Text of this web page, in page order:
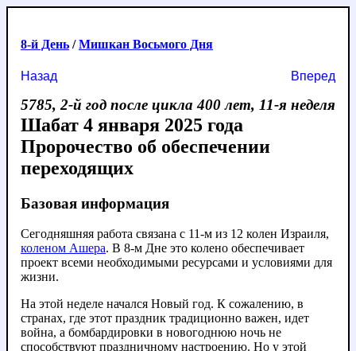
8-й День /Мишкан Восьмого Дня
Назад Вперед
5785, 2-й год после цикла 400 лет, 11-я неделя
Шабат 4 января 2025 года
Пророчество об обеспечении
переходящих
Базовая информация
Сегодняшняя работа связана с 11-м из 12 колен Израиля,
коленом Ашера. В 8-м Дне это колено обеспечивает
проект всеми необходимыми ресурсами и условиями для
жизни.
На этой неделе начался Новый год. К сожалению, в
странах, где этот праздник традиционно важен, идет
война, а бомбардировки в новогоднюю ночь не
способствуют праздничному настроению. Но у этой